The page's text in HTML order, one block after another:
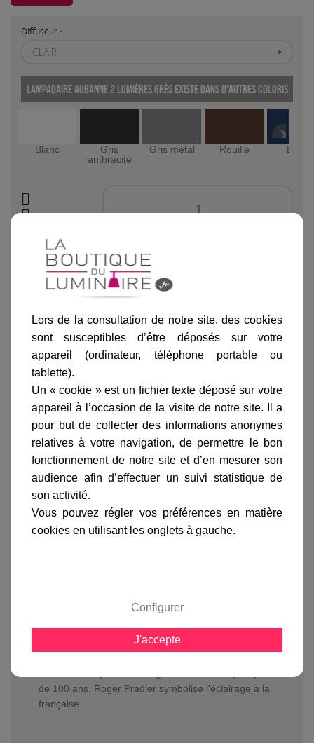
Diffuseur :
CLAIR
Lampadaire Aubanne 2 lumières grès existe dans d'autres coloris
Blanc
Gris
anthracite
Gris métal Rouille Bleu
Ajouter au panier
marque
livraison
gamme complète
avis clients
En savoir plus sur :Lampadaire Aubanne 2 lumières
Vous pouvez équiper ce luminaire d'ampoules à
économie d'énergie ou d'ampoules LED d'une
de 100 ans, Roger Pradier symbolise l'éclairage à la
française.
Lors de la consultation de notre site, des cookies
sont susceptibles d’être déposés sur votre
appareil (ordinateur, téléphone portable ou
tablette).
Un « cookie » est un fichier texte déposé sur votre
appareil à l’occasion de la visite de notre site. Il a
pour but de collecter des informations anonymes
relatives à votre navigation, de permettre le bon
fonctionnement de notre site et d’en mesurer son
audience afin d’effectuer un suivi statistique de
son activité.
Vous pouvez régler vos préférences en matière
cookies en utilisant les onglets à gauche.
Configurer
J'accepte